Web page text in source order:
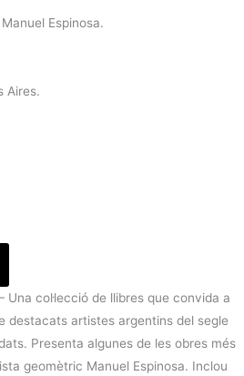
Espinosa.
Aires.
– Una col·lecció de llibres que convida a
destacats artistes argentins del segle
Presenta algunes de les obres més
geomètric Manuel Espinosa. Inclou